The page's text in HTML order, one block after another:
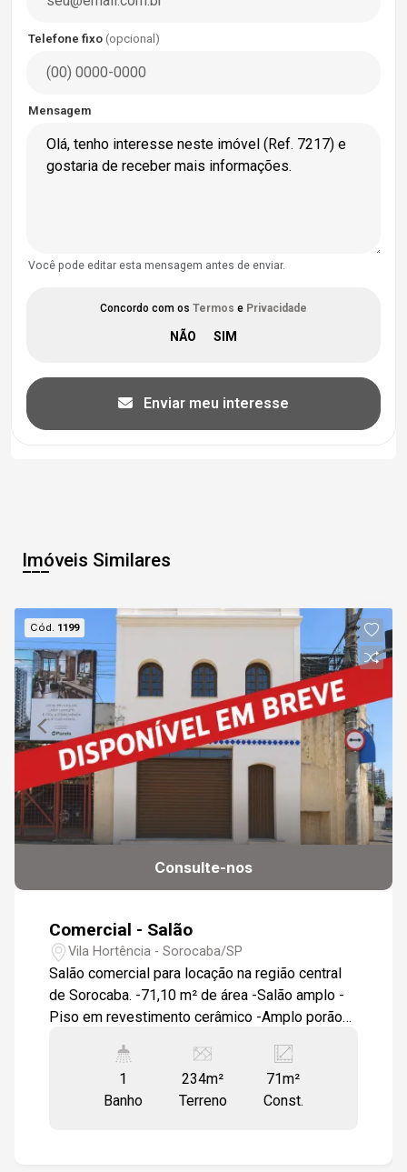
Telefone fixo (opcional)
Mensagem
Você pode editar esta mensagem antes de enviar.
Concordo com os Termos e Privacidade
Enviar meu interesse
Imóveis Similares
Cód. 1199
Consulte-nos
Comercial - Salão
Vila Hortência - Sorocaba/SP
Salão comercial para locação na região central
de Sorocaba. -71,10 m² de área -Salão amplo -
Piso em revestimento cerâmico -Amplo porão
Fácil acesso ao Centro de Sorocaba -Fácil
acesso à Avenida São Paulo -Fácil acesso à
Rua Coronel Nogueira Padilha Entre em contato
1
Banho
234m²
Terreno
71m²
Const.